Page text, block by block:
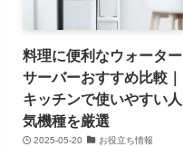
料理に便利なウォーター
サーバーおすすめ比較｜
キッチンで使いやすい人
気機種を厳選
2025-05-20 お役立ち情報